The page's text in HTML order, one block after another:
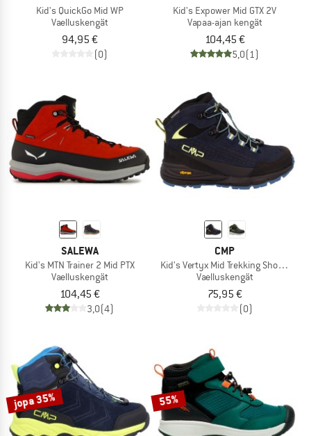
Kid's QuickGo Mid WP
Vaelluskengät
94,95 €
(0)
Kid's Expower Mid GTX 2V
Vapaa-ajan kengät
104,45 €
5,0(1)
SALEWA
Kid's MTN Trainer 2 Mid PTX
Vaelluskengät
104,45 €
3,0(4)
CMP
Kid's Vertyx Mid Trekking Shoes WP
Vaelluskengät
75,95 €
(0)
jopa 35% 55%